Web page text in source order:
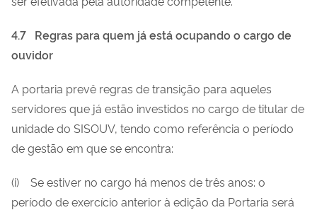
4.7 Regras para quem já está ocupando o cargo de
ouvidor
A portaria prevê regras de transição para aqueles
servidores que já estão investidos no cargo de titular de
unidade do SISOUV, tendo como referência o período
de gestão em que se encontra:
(i) Se estiver no cargo há menos de três anos: o
período de exercício anterior à edição da Portaria será